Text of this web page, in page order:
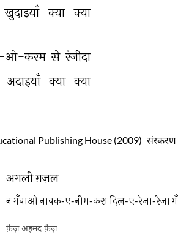
ख़ुदाइयाँ क्या क्या
ओ-करम से रंजीदा
क्या क्या
Publishing House (2009) संस्करण
अगली ग़ज़ल
न गँवाओ नावक-ए-नीम-कश दिल-ए-रेज़ा-रेज़ा
फ़ैज़ अहमद फ़ैज़